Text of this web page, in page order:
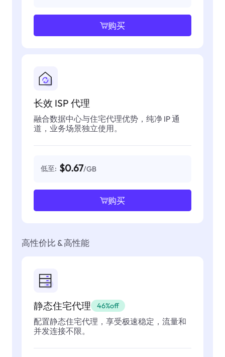
购买
长效 ISP 代理
融合数据中心与住宅代理优势，纯净 IP 通
道，业务场景独立使用。
低至: $0.67/GB
购买
高性价比 & 高性能
静态住宅代理 46%off
配置静态住宅代理，享受极速稳定，流量和
并发连接不限。